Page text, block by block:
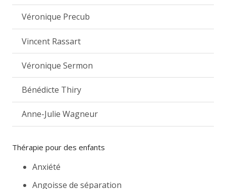
Véronique Precub
Vincent Rassart
Véronique Sermon
Bénédicte Thiry
Anne-Julie Wagneur
Thérapie pour des enfants
Anxiété
Angoisse de séparation